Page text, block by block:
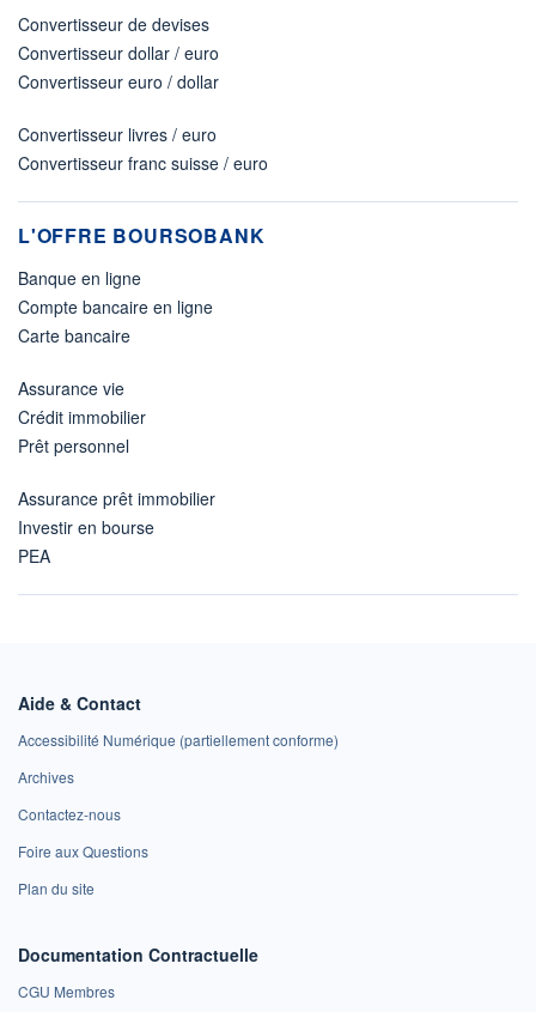
Convertisseur de devises
Convertisseur dollar / euro
Convertisseur euro / dollar
Convertisseur livres / euro
Convertisseur franc suisse / euro
L'OFFRE BOURSOBANK
Banque en ligne
Compte bancaire en ligne
Carte bancaire
Assurance vie
Crédit immobilier
Prêt personnel
Assurance prêt immobilier
Investir en bourse
PEA
Aide & Contact
Accessibilité Numérique (partiellement conforme)
Archives
Contactez-nous
Foire aux Questions
Plan du site
Documentation Contractuelle
CGU Membres